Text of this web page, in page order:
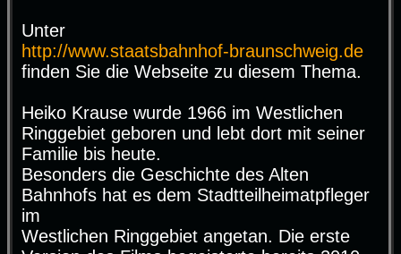
Unter
http://www.staatsbahnhof-braunschweig.de
finden Sie die Webseite zu diesem Thema.
Heiko Krause wurde 1966 im Westlichen
Ringgebiet geboren und lebt dort mit seiner
Familie bis heute.
Besonders die Geschichte des Alten
Bahnhofs hat es dem Stadtteilheimatpfleger
im
Westlichen Ringgebiet angetan. Die erste